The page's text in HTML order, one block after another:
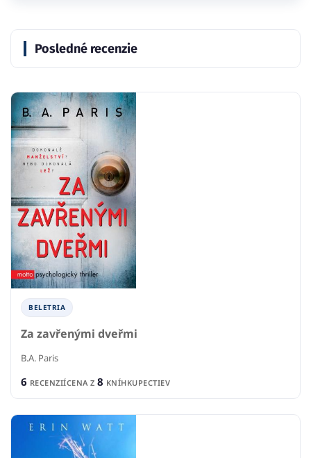
Posledné recenzie
BELETRIA
Za zavřenými dveřmi
B.A. Paris
6 RECENZIÍCENA Z 8 KNÍHKUPECTIEV